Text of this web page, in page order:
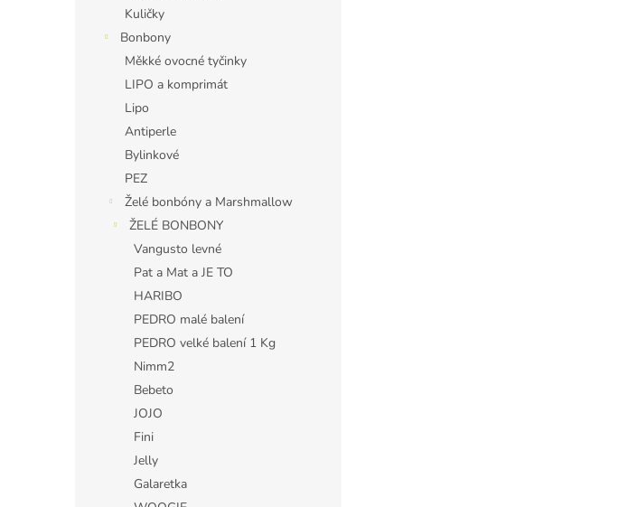
Kuličky
Bonbony
Měkké ovocné tyčinky
LIPO a komprimát
Lipo
Antiperle
Bylinkové
PEZ
Želé bonbóny a Marshmallow
ŽELÉ BONBONY
Vangusto levné
Pat a Mat a JE TO
HARIBO
PEDRO malé balení
PEDRO velké balení 1 Kg
Nimm2
Bebeto
JOJO
Fini
Jelly
Galaretka